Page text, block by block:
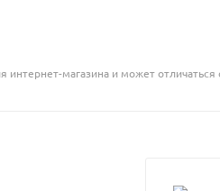
интернет-магазина и может